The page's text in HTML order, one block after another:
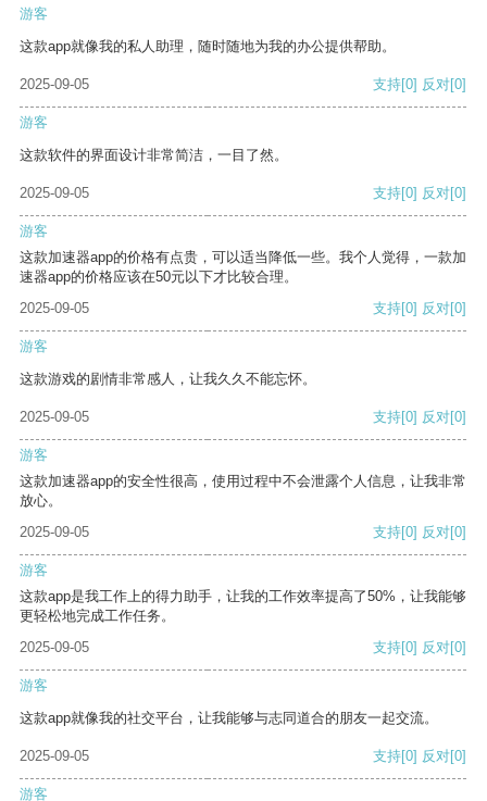
游客
这款app就像我的私人助理，随时随地为我的办公提供帮助。
2025-09-05 支持[0] 反对[0]
游客
这款软件的界面设计非常简洁，一目了然。
2025-09-05 支持[0] 反对[0]
游客
这款加速器app的价格有点贵，可以适当降低一些。我个人觉得，一款加
速器app的价格应该在50元以下才比较合理。
2025-09-05
支持[0] 反对[0]
游客
这款游戏的剧情非常感人，让我久久不能忘怀。
2025-09-05 支持[0] 反对[0]
游客
这款加速器app的安全性很高，使用过程中不会泄露个人信息，让我非常
放心。
2025-09-05
支持[0] 反对[0]
游客
这款app是我工作上的得力助手，让我的工作效率提高了50%，让我能够
更轻松地完成工作任务。
2025-09-05
支持[0] 反对[0]
游客
这款app就像我的社交平台，让我能够与志同道合的朋友一起交流。
2025-09-05 支持[0] 反对[0]
游客